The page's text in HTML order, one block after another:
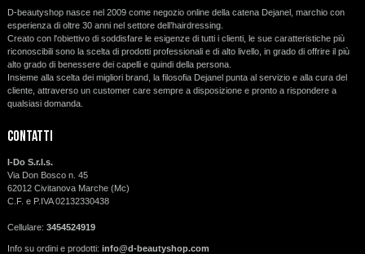
D-beautyshop nasce nel 2009 come negozio online della catena Dejanel, marchio con
esperienza di oltre 30 anni nel settore dell’hairdressing.
Creato con l'obiettivo di soddisfare le esigenze di tutti i clienti, le sue caratteristiche più
riconoscibili sono la scelta di prodotti professionali e di alto livello, in grado di offrire il più
alto grado di benessere dei capelli e quindi della persona.
Insieme alla scelta dei migliori brand, la filosofia Dejanel punta al servizio e alla cura del
cliente, attraverso un customer care sempre a disposizione e pronto a rispondere a
qualsiasi domanda.
Contatti
I-Do S.r.l.s.
Via Don Bosco n. 45
62012 Civitanova Marche (Mc)
C.F. e P.IVA 02132330438
Cellulare: 3454524919
Info su ordini e prodotti: info@d-beautyshop.com